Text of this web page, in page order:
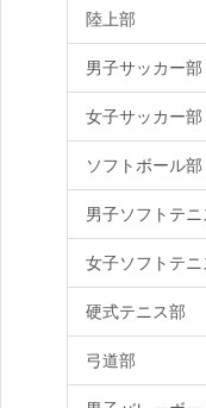
陸上部
男子サッカー部
女子サッカー部
ソフトボール部
男子ソフトテニ
女子ソフトテニ
硬式テニス部
弓道部